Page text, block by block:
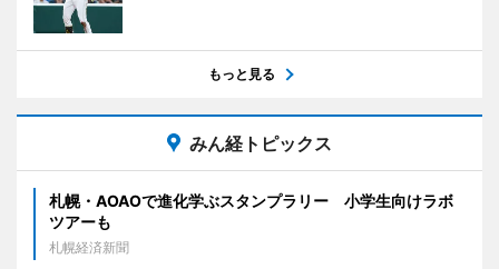
もっと見る
みん経トピックス
札幌・AOAOで進化学ぶスタンプラリー 小学生向けラボ
ツアーも
札幌経済新聞